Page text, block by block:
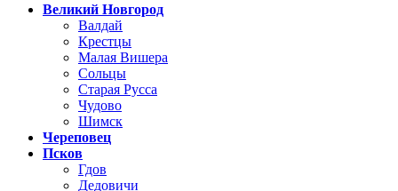
Великий Новгород
Валдай
Крестцы
Малая Вишера
Сольцы
Старая Русса
Чудово
Шимск
Череповец
Псков
Гдов
Дедовичи